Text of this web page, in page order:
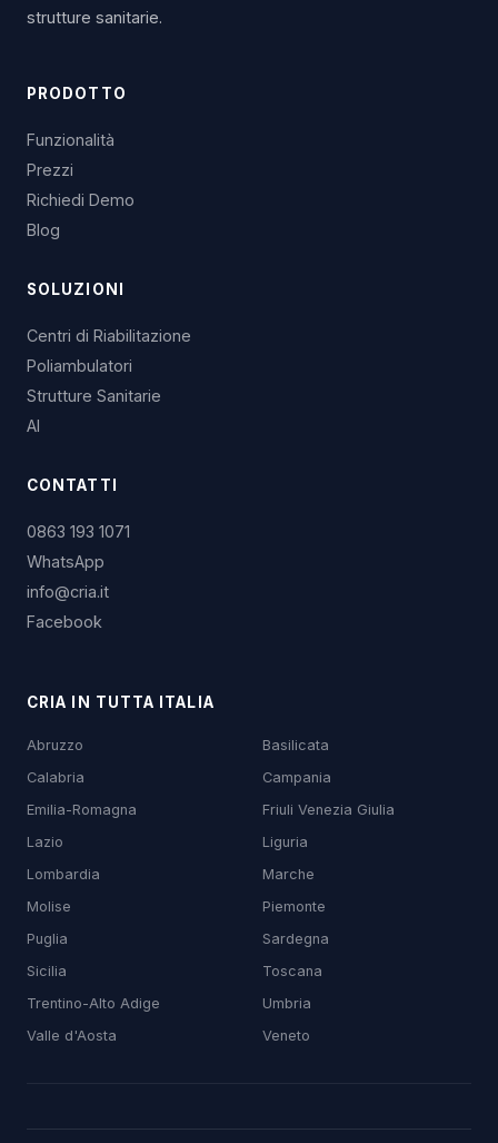
strutture sanitarie.
PRODOTTO
Funzionalità
Prezzi
Richiedi Demo
Blog
SOLUZIONI
Centri di Riabilitazione
Poliambulatori
Strutture Sanitarie
AI
CONTATTI
0863 193 1071
WhatsApp
info@cria.it
Facebook
CRIA IN TUTTA ITALIA
Abruzzo
Basilicata
Calabria
Campania
Emilia-Romagna
Friuli Venezia Giulia
Lazio
Liguria
Lombardia
Marche
Molise
Piemonte
Puglia
Sardegna
Sicilia
Toscana
Trentino-Alto Adige
Umbria
Valle d'Aosta
Veneto